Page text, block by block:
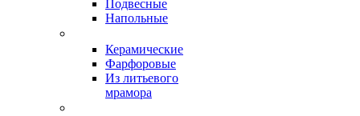
Подвесные
Напольные
Керамические
Фарфоровые
Из литьевого
мрамора